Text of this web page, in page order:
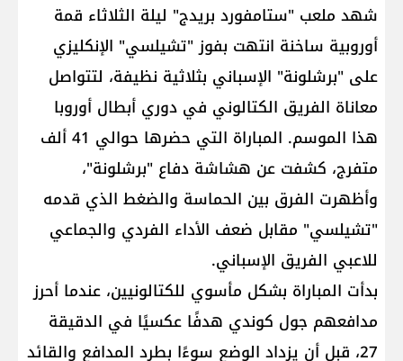
شهد ملعب "ستامفورد بريدج" ليلة الثلاثاء قمة
أوروبية ساخنة انتهت بفوز "تشيلسي" الإنكليزي
على "برشلونة" الإسباني بثلاثية نظيفة، لتتواصل
معاناة الفريق الكتالوني في دوري أبطال أوروبا
هذا الموسم. المباراة التي حضرها حوالي 41 ألف
متفرج، كشفت عن هشاشة دفاع "برشلونة"،
وأظهرت الفرق بين الحماسة والضغط الذي قدمه
"تشيلسي" مقابل ضعف الأداء الفردي والجماعي
للاعبي الفريق الإسباني.
بدأت المباراة بشكل مأسوي للكتالونيين، عندما أحرز
مدافعهم جول كوندي هدفًا عكسيًا في الدقيقة
27، قبل أن يزداد الوضع سوءًا بطرد المدافع والقائد